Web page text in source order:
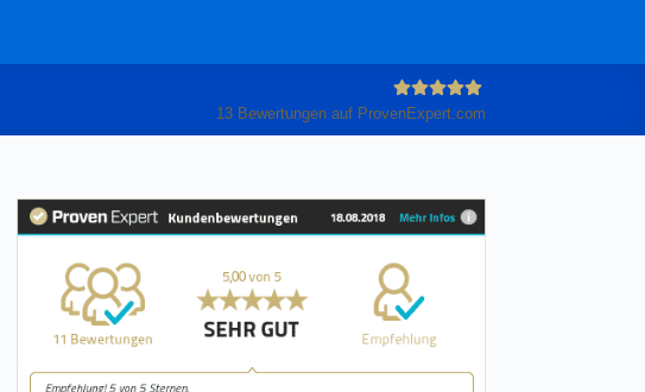
GmbH
13Bewertungen auf ProvenExpert.com